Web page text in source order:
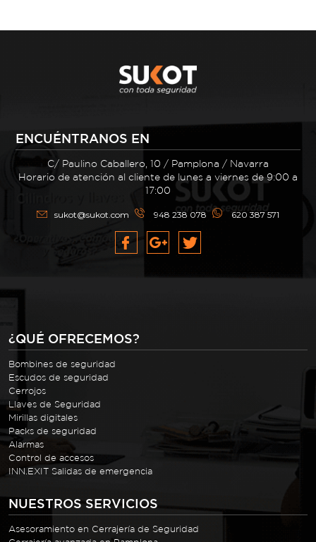
ENCUÉNTRANOS EN
C/ Paulino Caballero, 10 / Pamplona / Navarra
Horario de atención al cliente de lunes a viernes de 9:00 a
17:00
sukot@sukot.com 948 238 078 620 387 571
¿QUÉ OFRECEMOS?
Bombines de seguridad
Escudos de seguridad
Cerrojos
Llaves de Seguridad
Mirillas digitales
Packs de seguridad
Alarmas
Control de accesos
INN.EXIT Salidas de emergencia
NUESTROS SERVICIOS
Asesoramiento en Cerrajería de Seguridad